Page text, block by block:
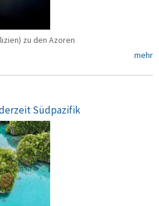
zu den Azoren
mehr
Südpazifik